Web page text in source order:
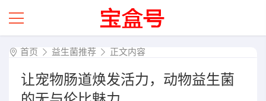
首页 益生菌推荐 正文内容
让宠物肠道焕发活力，动物益生菌